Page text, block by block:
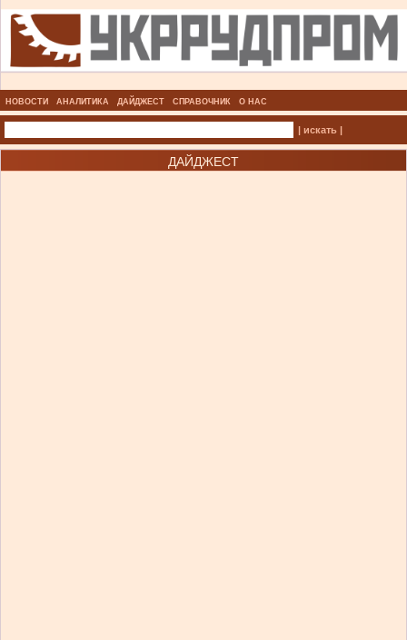
НОВОСТИ АНАЛИТИКА ДАЙДЖЕСТ СПРАВОЧНИК О НАС
| искать |
ДАЙДЖЕСТ